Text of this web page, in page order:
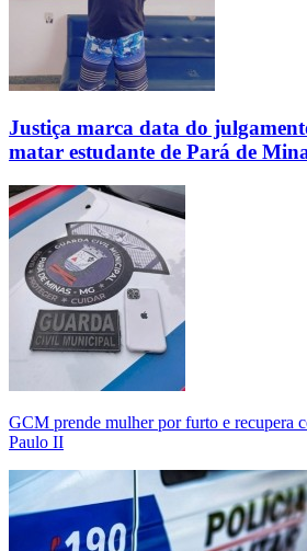
Justiça marca data do
matar estudante de Pará de
GCM prende mulher por furto e recupera
Paulo II